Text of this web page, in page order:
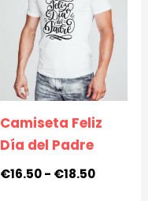
Camiseta Feliz
Día del Padre
€16.50 - €18.50
precios:
desde
€16.50
hasta
€18.50